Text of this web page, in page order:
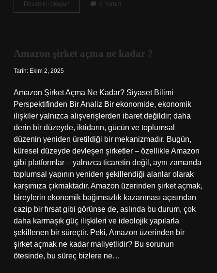
Devamını okuyun
hece
6 Yorum
Amazon şirket açma ne kadar ?
Tarih: Ekim 2, 2025
Amazon Şirket Açma Ne Kadar? Siyaset Bilimi
Perspektifinden Bir Analiz Bir ekonomide, ekonomik
ilişkiler yalnızca alışverişlerden ibaret değildir; daha
derin bir düzeyde, iktidarın, gücün ve toplumsal
düzenin yeniden üretildiği bir mekanizmadır. Bugün,
küresel düzeyde devleşen şirketler – özellikle Amazon
gibi platformlar – yalnızca ticaretin değil, aynı zamanda
toplumsal yapının yeniden şekillendiği alanlar olarak
karşımıza çıkmaktadır. Amazon üzerinden şirket açmak,
bireylerin ekonomik bağımsızlık kazanması açısından
cazip bir fırsat gibi görünse de, aslında bu durum, çok
daha karmaşık güç ilişkileri ve ideolojik yapılarla
şekillenen bir süreçtir. Peki, Amazon üzerinden bir
şirket açmak ne kadar maliyetlidir? Bu sorunun
ötesinde, bu süreç bizlere ne…